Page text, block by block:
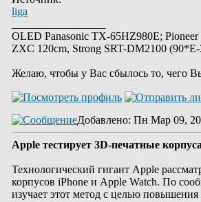
liga
OLED Panasonic TX-65HZ980E;
ZXC 120cm, Strong SRT-DM2100
Желаю, чтобы у Вас сбылось то, чего
Добавлено: Пн Мар 09,
Apple тестирует 3D-печатные
Технологический гигант Apple
корпусов iPhone и Apple Watch. По
изучает этот метод с целью